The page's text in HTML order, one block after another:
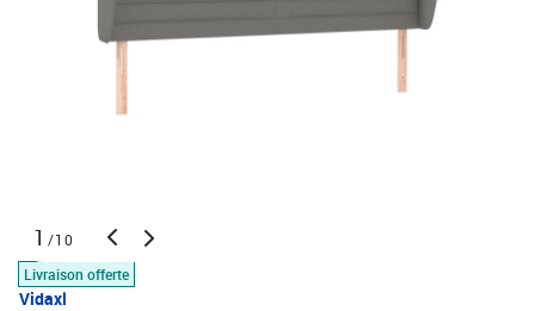
1 /10
Livraison offerte
Vidaxl